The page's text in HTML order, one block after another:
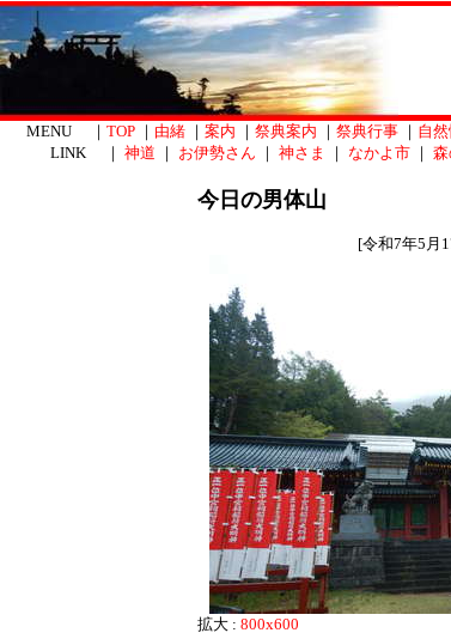
MENU ｜ TOP ｜ 由緒 ｜ 案内 ｜ 祭典案内 ｜ 祭典行事 ｜ 自
LINK ｜ 神道 ｜ お伊勢さん ｜ 神さま ｜ なかよ市 ｜ 森
今日の男体山
[令和7年5月
拡大 : 800x600